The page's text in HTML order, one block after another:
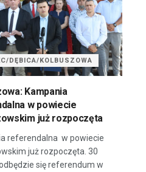
DĘBICA/KOLBUSZOWA
Kampania
w powiecie
już rozpoczęta
referendalna w powiecie
już rozpoczęta. 30
się referendum w